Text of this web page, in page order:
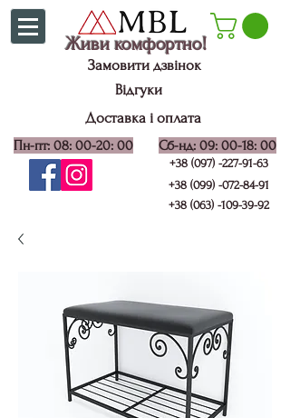
Живи комфортно!
Замовити дзвінок
Відгуки
Доставка і оплата
Пн-пт: 08: 00-20: 00 Сб-нд: 09: 00-18: 00
+38 (099) -072-84-91
+38 (097) -227-91-63
+38 (063) -109-39-92